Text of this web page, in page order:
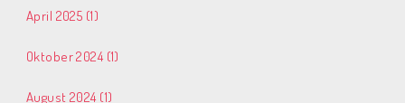
April 2025 (1)
Oktober 2024 (1)
August 2024 (1)